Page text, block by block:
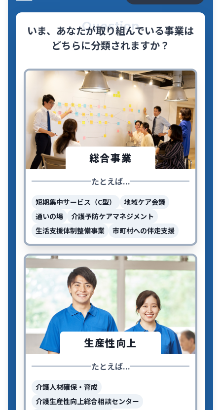
Question
いま、あなたが取り組んでいる事業は
どちらに分類されますか？
総合事業
たとえば...
短期集中サービス（C型）
地域ケア会議
通いの場
介護予防ケアマネジメント
生活支援体制整備事業
市町村への伴走支援
生産性向上
たとえば...
介護人材確保・育成
介護生産性向上総合相談センター